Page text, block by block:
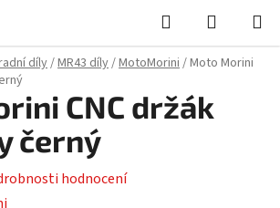
Hledat
KOŠÍK
díly/MR43 díly/MotoMorini/Moto Morini
CNC držák
černý
hodnocení